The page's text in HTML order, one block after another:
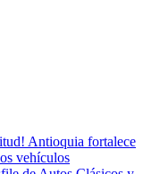
Antioquia fortalece
vehículos